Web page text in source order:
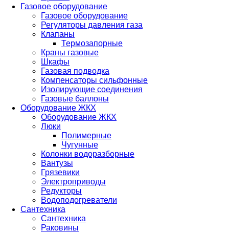
Газовое оборудование
Газовое оборудование
Регуляторы давления газа
Клапаны
Термозапорные
Краны газовые
Шкафы
Газовая подводка
Компенсаторы сильфонные
Изолирующие соединения
Газовые баллоны
Оборудование ЖКХ
Оборудование ЖКХ
Люки
Полимерные
Чугунные
Колонки водоразборные
Вантузы
Грязевики
Электроприводы
Редукторы
Водоподогреватели
Сантехника
Сантехника
Раковины